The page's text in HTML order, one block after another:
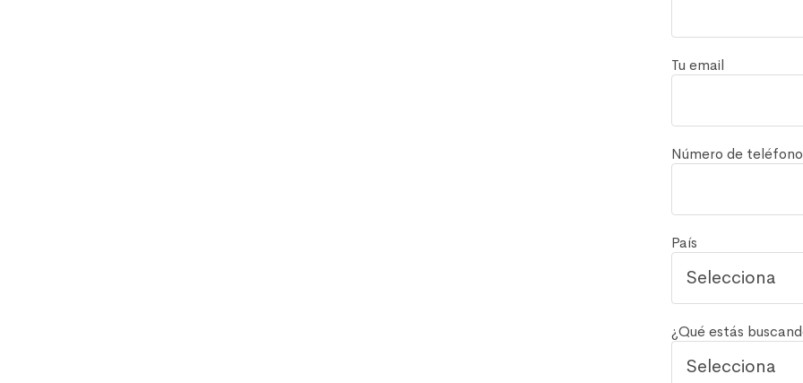
Tu email
Número de teléfono
País
¿Qué estás